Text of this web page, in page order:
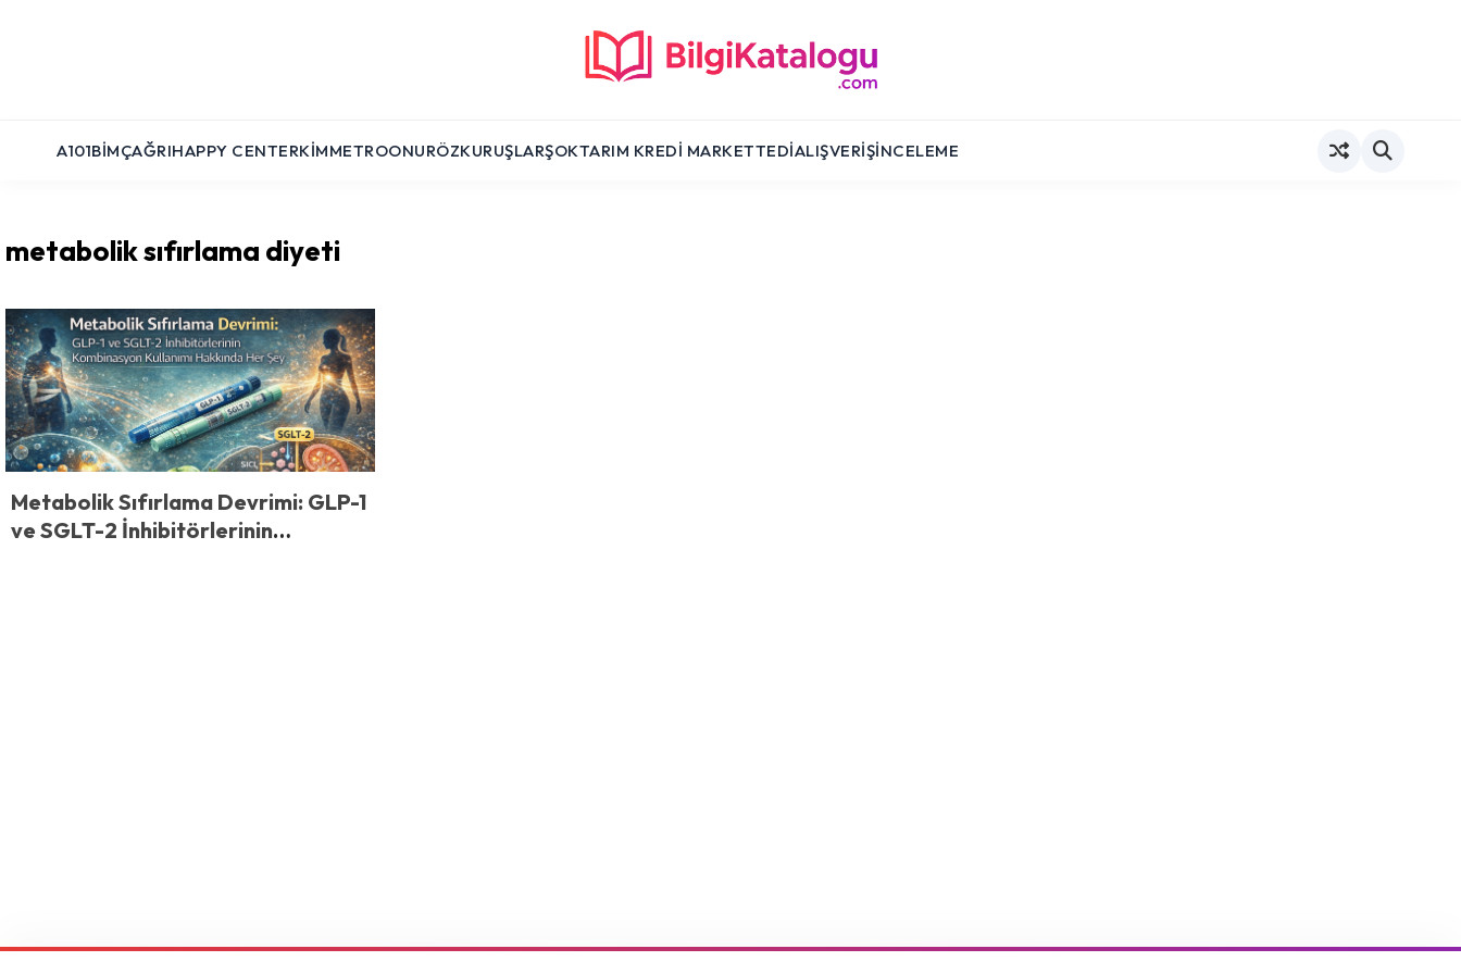
A101BIMÇAĞRIHAPPY CENTERKIMMETROONURÖZKURUŞLARŞOKTARIM KREDI MARKETTEDIALIŞVERIŞİNCELEME
metabolik sıfırlama diyeti
Metabolik Sıfırlama Devrimi: GLP-1
ve SGLT-2 İnhibitörlerinin